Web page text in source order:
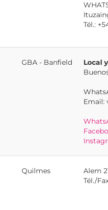
Tél.:
GBA - Banfield Local
Email:
Quilmes
Alem
Tél./